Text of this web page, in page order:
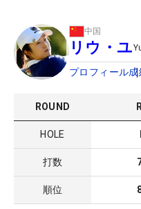
中国
リウ・ユ
プロフィール成
ROUND
HOLE
打数
順位